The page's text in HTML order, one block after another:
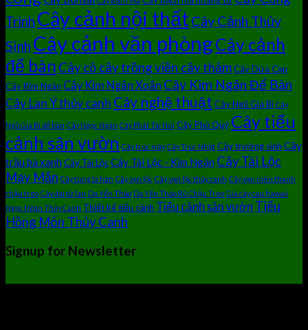
Trình Cây cảnh nội thấtCây Cảnh Thủy
Sinh Cây cảnh văn phòngCây cảnh
để bàn Cây cỏ cây trồng viền cây thảmCây Dừa Cạn
Cây Kim Ngân Cây Kim Ngân Xoắn Cây Kim Ngân Để Bàn
Cây Lan Ý thủy canh Cây nghệ thuật Cây Ngũ Gia Bì Cây
Ngũ Gia Bì để bàn Cây Ngọc Ngân Cây Phát Tài Núi Cây Phú Quý Cây tiểu
cảnh sân vườn Cây trúc mây Cây Trúc Nhật Cây trường sinh Cây
trầu bà xanh Cây Tài LộcCây Tài Lộc - Kim Ngân Cây Tài Lộc
May Mắn Cây tùng la hán Cây vạn lộc Cây vạn lộc thủy canh Cây vạn niên thanh
chậu treo Cây đại tứ lan Dạ Yến Thảo Dạ Yến Thảo Rũ Chậu Treo Giá cây cau hawaii
Ngọc Ngân Thủy Canh Thiết kế tiểu cảnh Tiểu cảnh sân vườn Tiểu
Hồng Môn Thủy Canh
Signup for Newsletter